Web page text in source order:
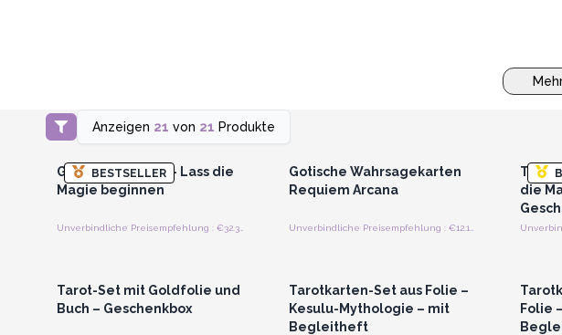
Anzeigen 21 von 21 Produkte
BESTSELLER
Anmelden oder Registrieren
für Großhandelspreise
Goldfolien-Tarot - Lass die
Magie beginnen
Gotische Wahrsagekarten
Requiem Arcana
Tarot
die
Tarot-Set mit Goldfolie und
Buch – Geschenkbox
Tarotkarten-Set aus Folie –
Kesulu-Mythologie – mit
Begleitheft
Folie